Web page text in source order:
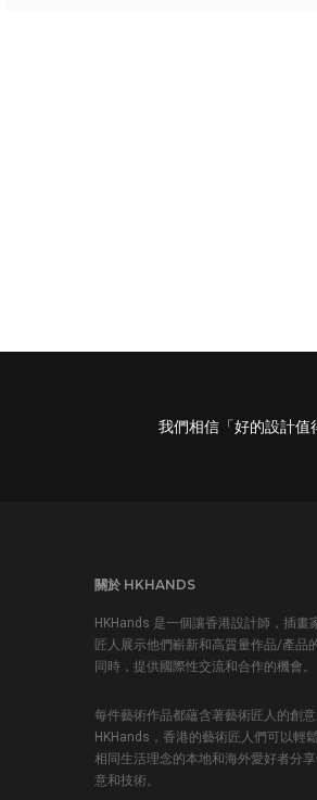
我們相信「好的設計值
關於 HKHANDS
HKHands 是一個讓香港設計師，插畫
匠人展示他們嶄新和高質量作品/產品
同時，提供國際性交流和合作的機會。
每件藝術作品都蘊含著藝術匠人的創
HKHands，香港的藝術匠人們可以輕
相同生活理念的本地和海外愛好者分享
意和技術。